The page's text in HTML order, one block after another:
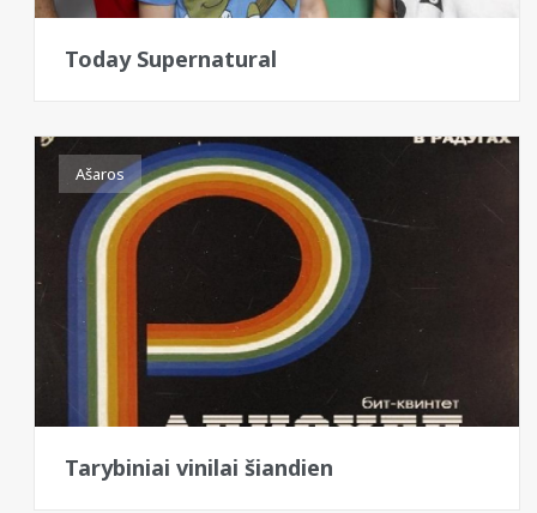
Today Supernatural
Ašaros
Tarybiniai vinilai šiandien